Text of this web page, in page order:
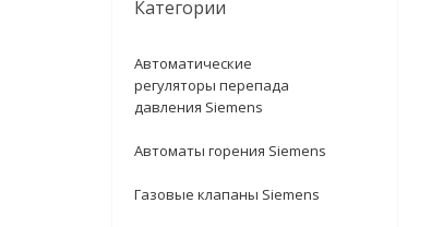
Категории
Автоматические
регуляторы перепада
давления Siemens
Автоматы горения Siemens
Газовые клапаны Siemens